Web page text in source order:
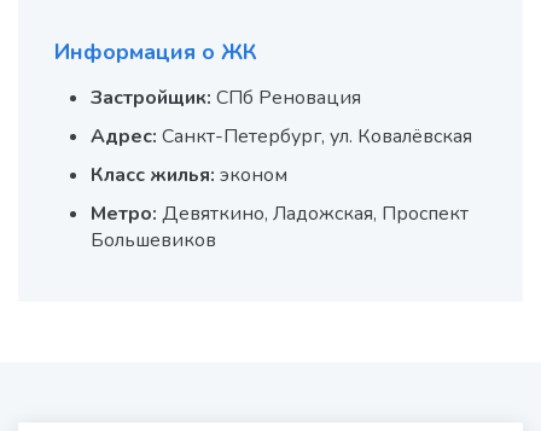
Информация о ЖК
Застройщик: СПб Реновация
Адрес: Санкт-Петербург, ул. Ковалёвская
Класс жилья: эконом
Метро: Девяткино, Ладожская, Проспект
Большевиков